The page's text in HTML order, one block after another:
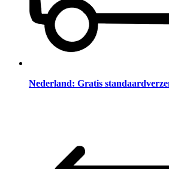
Nederland: Gratis